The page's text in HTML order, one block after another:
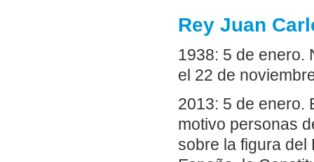
Rey Juan
1938: 5 de enero.
el 22 de
2013: 5 de enero.
motivo personas
sobre la figura del